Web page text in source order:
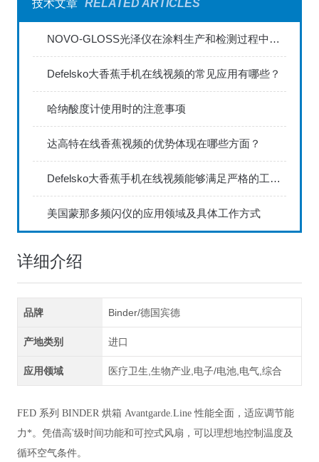
技术文章 RELATED ARTICLES
NOVO-GLOSS光泽仪在涂料生产和检测过程中的应用
Defelsko大香蕉手机在线视频的常见应用有哪些？
哈纳酸度计使用时的注意事项
达高特在线香蕉视频的优势体现在哪些方面？
Defelsko大香蕉手机在线视频能够满足严格的工业标准
美国蒙那多频闪仪的应用领域及具体工作方式
详细介绍
品牌 Binder/德国宾德
产地类别 进口
应用领域 医疗卫生,生物产业,电子/电池,电气,综合
FED 系列 BINDER 烘箱 Avantgarde.Line 性能全面，适应调节能
力*。凭借高'级时间功能和可控式风扇，可以理想地控制温度及
循环空气条件。